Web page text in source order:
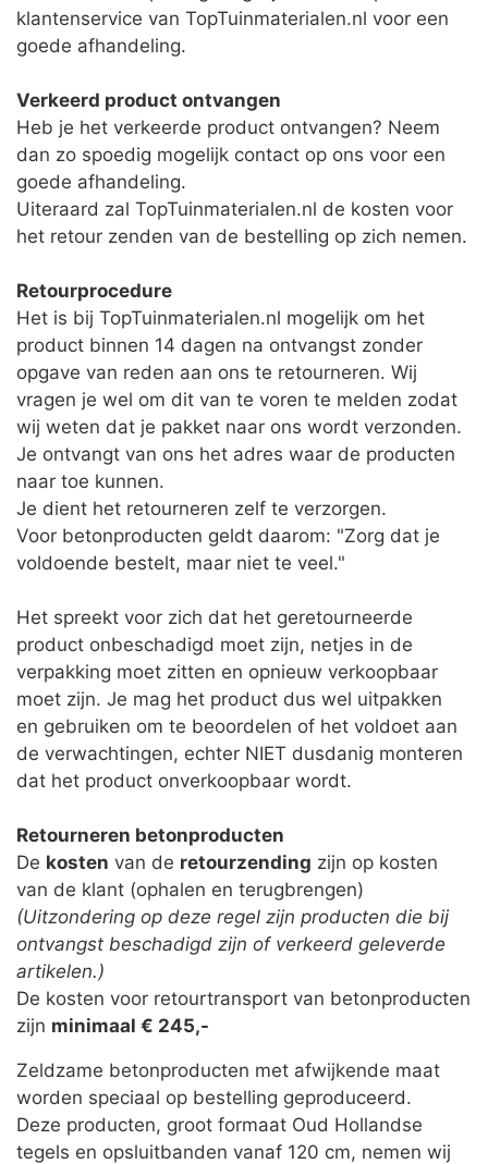
klantenservice van TopTuinmaterialen.nl voor een
goede afhandeling.
Verkeerd product ontvangen
Heb je het verkeerde product ontvangen? Neem
dan zo spoedig mogelijk contact op ons voor een
goede afhandeling.
Uiteraard zal TopTuinmaterialen.nl de kosten voor
het retour zenden van de bestelling op zich nemen.
Retourprocedure
Het is bij TopTuinmaterialen.nl mogelijk om het
product binnen 14 dagen na ontvangst zonder
opgave van reden aan ons te retourneren. Wij
vragen je wel om dit van te voren te melden zodat
wij weten dat je pakket naar ons wordt verzonden.
Je ontvangt van ons het adres waar de producten
naar toe kunnen.
Je dient het retourneren zelf te verzorgen.
Voor betonproducten geldt daarom: "Zorg dat je
voldoende bestelt, maar niet te veel."
Het spreekt voor zich dat het geretourneerde
product onbeschadigd moet zijn, netjes in de
verpakking moet zitten en opnieuw verkoopbaar
moet zijn. Je mag het product dus wel uitpakken
en gebruiken om te beoordelen of het voldoet aan
de verwachtingen, echter NIET dusdanig monteren
dat het product onverkoopbaar wordt.
Retourneren betonproducten
De kosten van de retourzending zijn op kosten
van de klant (ophalen en terugbrengen)
(Uitzondering op deze regel zijn producten die bij
ontvangst beschadigd zijn of verkeerd geleverde
artikelen.)
De kosten voor retourtransport van betonproducten
zijn minimaal € 245,-
Zeldzame betonproducten met afwijkende maat
worden speciaal op bestelling geproduceerd.
Deze producten, groot formaat Oud Hollandse
tegels en opsluitbanden vanaf 120 cm, nemen wij